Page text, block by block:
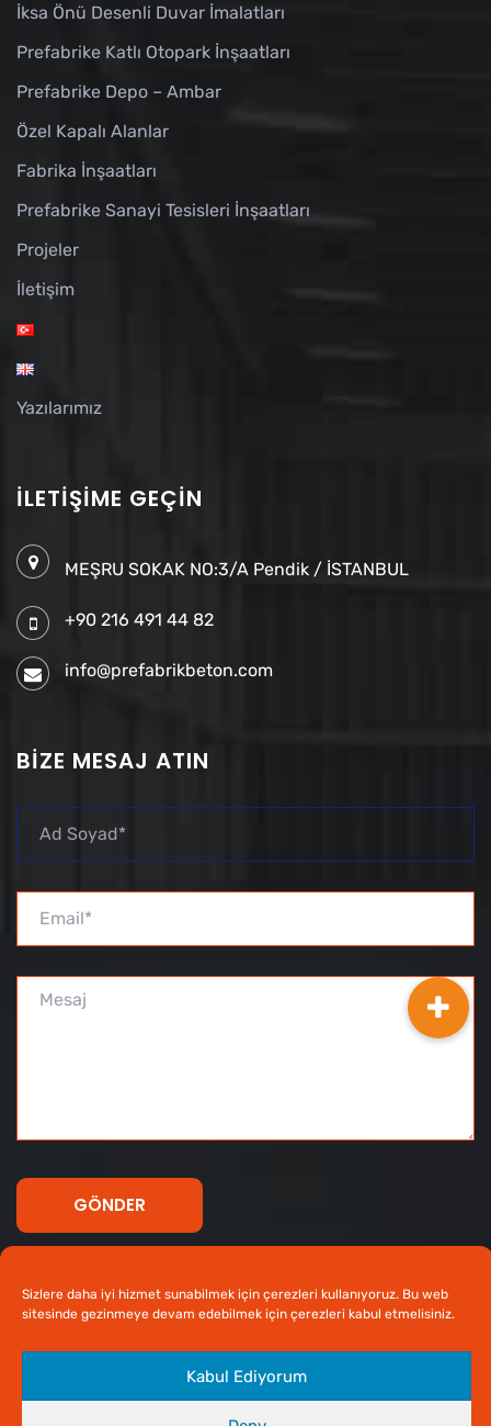
Sizlere daha iyi hizmet sunabilmek için çerezleri kullanıyoruz. Bu web
sitesinde gezinmeye devam edebilmek için çerezleri kabul etmelisiniz.
Kabul Ediyorum
İksa Önü Desenli Duvar İmalatları
Prefabrike Katlı Otopark İnşaatları
Prefabrike Depo – Ambar
Özel Kapalı Alanlar
Fabrika İnşaatları
Prefabrike Sanayi Tesisleri İnşaatları
Projeler
İletişim
Yazılarımız
İLETIŞIME GEÇIN
MEŞRU SOKAK NO:3/A Pendik / İSTANBUL
+90 216 491 44 82
info@prefabrikbeton.com
BIZE MESAJ ATIN
Web Tasarım